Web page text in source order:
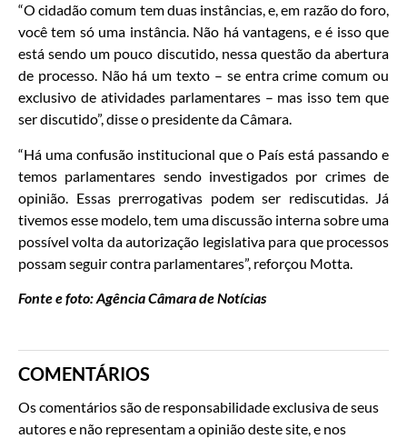
“O cidadão comum tem duas instâncias, e, em razão do foro,
você tem só uma instância. Não há vantagens, e é isso que
está sendo um pouco discutido, nessa questão da abertura
de processo. Não há um texto – se entra crime comum ou
exclusivo de atividades parlamentares – mas isso tem que
ser discutido”, disse o presidente da Câmara.
“Há uma confusão institucional que o País está passando e
temos parlamentares sendo investigados por crimes de
opinião. Essas prerrogativas podem ser rediscutidas. Já
tivemos esse modelo, tem uma discussão interna sobre uma
possível volta da autorização legislativa para que processos
possam seguir contra parlamentares”, reforçou Motta.
Fonte e foto: Agência Câmara de Notícias
COMENTÁRIOS
Os comentários são de responsabilidade exclusiva de seus
autores e não representam a opinião deste site, e nos